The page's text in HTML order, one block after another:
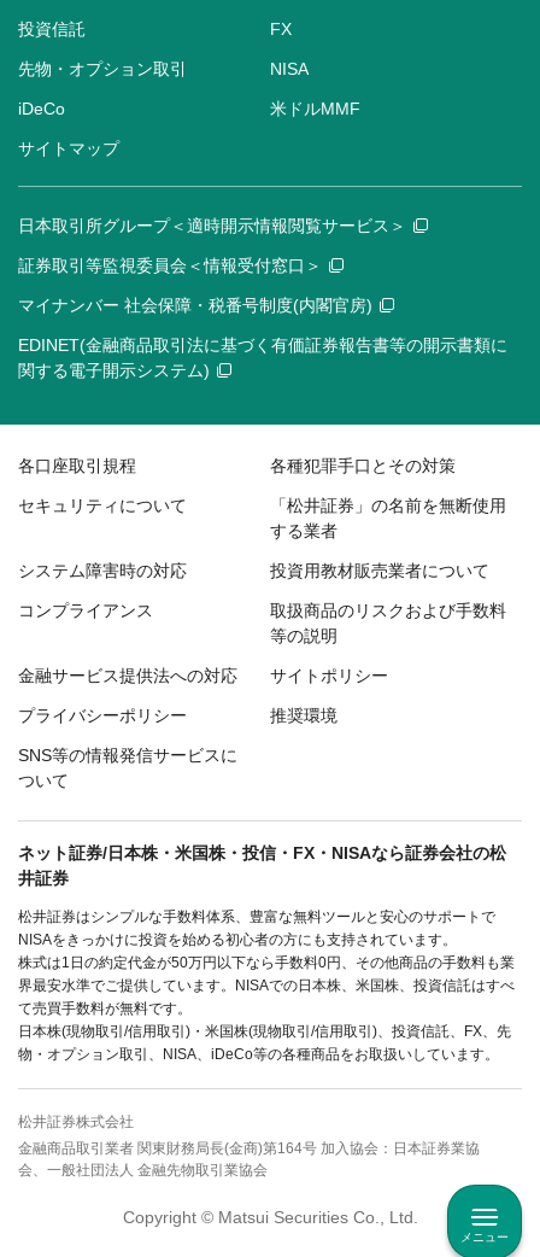
メニュー
投資信託 FX
先物・オプション取引 NISA
iDeCo 米ドルMMF
サイトマップ
日本取引所グループ＜適時開示情報閲覧サービス＞
証券取引等監視委員会＜情報受付窓口＞
マイナンバー 社会保障・税番号制度(内閣官房)
EDINET(金融商品取引法に基づく有価証券報告書等の開示書類に
関する電子開示システム)
各口座取引規程 各種犯罪手口とその対策
セキュリティについて
「松井証券」の名前を無断使用
する業者
システム障害時の対応 投資用教材販売業者について
コンプライアンス
取扱商品のリスクおよび手数料
等の説明
金融サービス提供法への対応 サイトポリシー
プライバシーポリシー 推奨環境
SNS等の情報発信サービスに
ついて
ネット証券/日本株・米国株・投信・FX・NISAなら証券会社の松
井証券
松井証券はシンプルな手数料体系、豊富な無料ツールと安心のサポートで
NISAをきっかけに投資を始める初心者の方にも支持されています。
株式は1日の約定代金が50万円以下なら手数料0円、その他商品の手数料も業
界最安水準でご提供しています。NISAでの日本株、米国株、投資信託はすべ
て売買手数料が無料です。
日本株(現物取引/信用取引)・米国株(現物取引/信用取引)、投資信託、FX、先
物・オプション取引、NISA、iDeCo等の各種商品をお取扱いしています。
松井証券株式会社
金融商品取引業者 関東財務局長(金商)第164号 加入協会：日本証券業協
会、一般社団法人 金融先物取引業協会
Copyright © Matsui Securities Co., Ltd.